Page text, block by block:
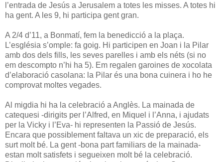
l’entrada de Jesús a Jerusalem a totes les misses. A totes hi
ha gent. A les 9, hi participa gent gran.
A 2/4 d’11, a Bonmatí, fem la benedicció a la plaça.
L’església s’omple: fa goig. Hi participen en Joan i la Pilar
amb dos dels fills, les seves parelles i amb els néts (si no
em descompto n’hi ha 5). Em regalen garoines de xocolata
d’elaboració casolana: la Pilar és una bona cuinera i ho he
comprovat moltes vegades.
Al migdia hi ha la celebració a Anglès. La mainada de
catequesi -dirigits per l’Alfred, en Miquel i l’Anna, i ajudats
per la Vicky i l’Eva- hi representen la Passió de Jesús.
Encara que possiblement faltava un xic de preparació, els
surt molt bé. La gent -bona part familiars de la mainada-
estan molt satisfets i segueixen molt bé la celebració.